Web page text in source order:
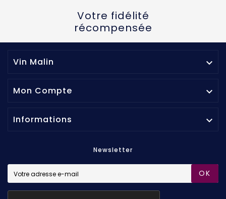
Votre fidélité
récompensée
Vin Malin 
Mon Compte 
Informations 
Newsletter
OK